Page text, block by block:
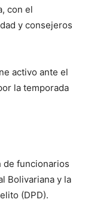
con el
y consejeros
activo ante el
la temporada
de funcionarios
Bolivariana y la
(DPD).